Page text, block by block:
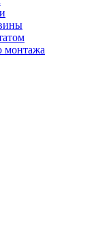
монтажа